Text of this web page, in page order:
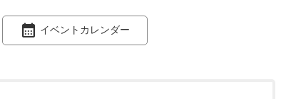
イベントカレンダー